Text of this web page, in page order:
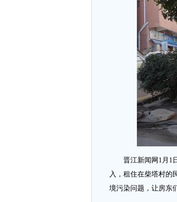
晋江新闻网1月1日
入，租住在柴塔村的
境污染问题，让房东